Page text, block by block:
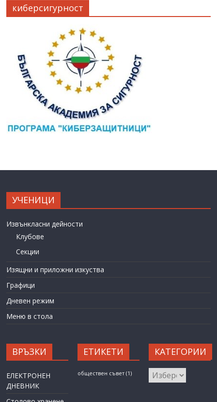
киберсигурност
УЧЕНИЦИ
Извънкласни дейности
Клубове
Секции
Изящни и приложни изкуства
Графици
Дневен режим
Меню в стола
ВРЪЗКИ
ЕЛЕКТРОНЕН
ДНЕВНИК
ЕТИКЕТИ
обществен съвет (1)
КАТЕГОРИИ
КАТЕГОРИИ